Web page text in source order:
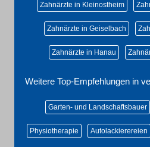
Zahnärzte in Kleinostheim
Zahnärzte in Geiselbach
Zahnärzte in Hanau
Weitere Top-Empfehlungen in
Garten- und Landschaftsbauer
Physiotherapie Autolackierereien